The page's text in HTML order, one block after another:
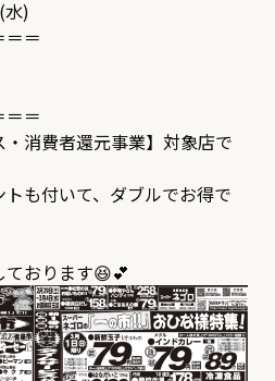
)
＝＝
＝＝
消費者還元事業】対象店で
も付いて、ダブルでお得で
おります😆💕